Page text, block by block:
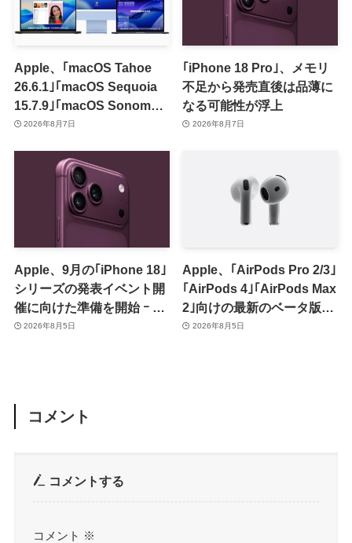
Apple、｢macOS Tahoe
26.6.1｣｢macOS Sequoia
15.7.9｣｢macOS Sonoma
14.8.9｣をリリース ｰ 画面共
2026年8月7日
｢iPhone 18 Pro｣、メモリ
不足から発売直後は品薄に
なる可能性が浮上
2026年8月7日
Apple、9月の｢iPhone 18｣
シリーズの発表イベント開
催に向けた準備を開始 ｰ 9
月8日か9月9日に開催見込
2026年8月5日
Apple、｢AirPods Pro 2/3｣
｢AirPods 4｣｢AirPods Max
2｣向けの最新のベータ版フ
ァームウェア｢9A5336b｣を
2026年8月5日
コメント
コメントする
コメント ※